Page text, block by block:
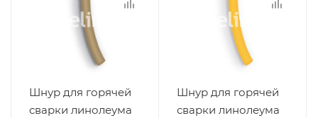
Шнур для горячей
сварки линолеума
Шнур для горячей
сварки линолеума